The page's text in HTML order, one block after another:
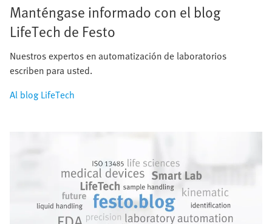
Manténgase informado con el blog
LifeTech de Festo
Nuestros expertos en automatización de laboratorios
escriben para usted.
Al blog LifeTech